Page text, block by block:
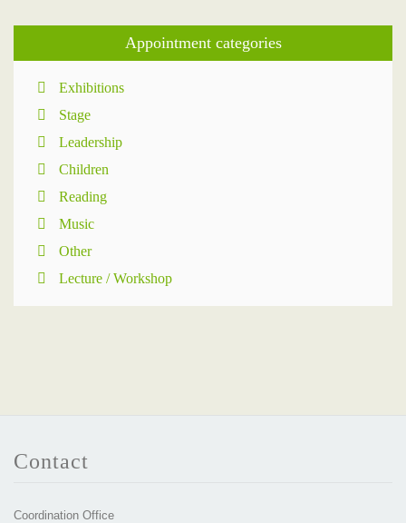
Appointment categories
Exhibitions
Stage
Leadership
Children
Reading
Music
Other
Lecture / Workshop
Contact
Coordination Office